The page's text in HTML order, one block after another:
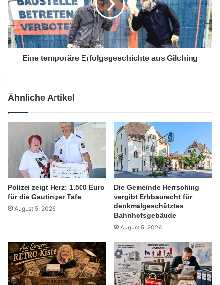
Gilching
Eine temporäre Erfolgsgeschichte aus Gilching
Ähnliche Artikel
Polizei zeigt Herz: 1.500 Euro
für die Gautinger Tafel
August 5, 2026
Die Gemeinde Herrsching
vergibt Erbbaurecht für
denkmalgeschütztes
Bahnhofsgebäude
August 5, 2026